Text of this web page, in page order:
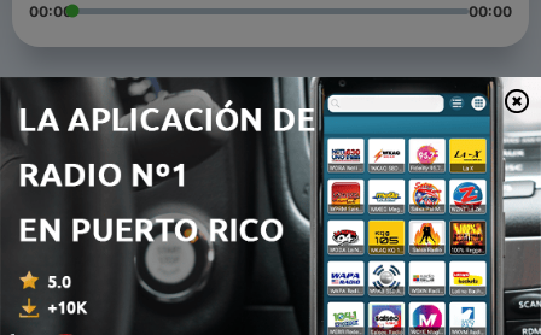
00:00 00:00
Episodios
3 - ARPA - EPISODIO "LIBERALISMO"
15 mayo 2021
2 - ARPA - Vida y muerte
11 abr. 2021
1 - ARPA - EPISODIO PILOTO "RAÍCES"